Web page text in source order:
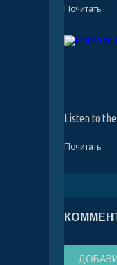
Почитать
Listen to
Почитать